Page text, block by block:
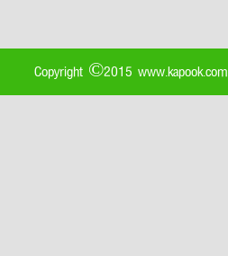
Copyright ©2015 www.kapook.com